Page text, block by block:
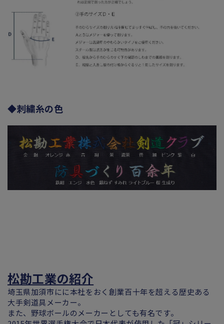
◆刺繍糸の色
松勘工業の紹介
埼玉県加須市にに本社をおく創業百十年を超える歴史ある
大手剣道具メーカー。
また、野球ボールのメーカーとしても有名です。